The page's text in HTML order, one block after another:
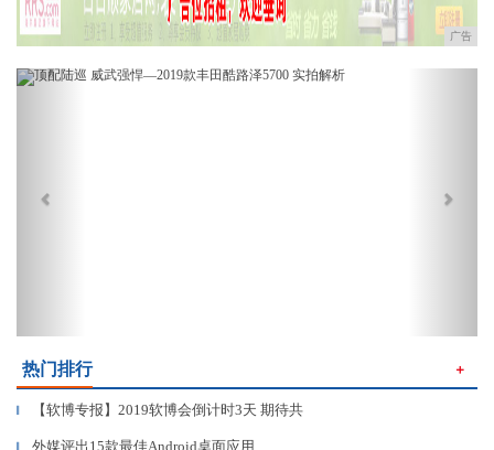
广告
Previous
热门排行 ＋
▎ 【软博专报】2019软博会倒计时3天 期待共
外媒评出15款最佳Android桌面应用